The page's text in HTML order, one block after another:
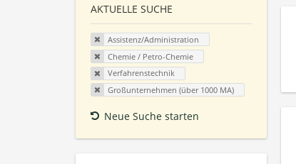
AKTUELLE SUCHE
Assistenz/Administration
Chemie / Petro-Chemie
Verfahrenstechnik
Großunternehmen (über 1000 MA)
Neue Suche starten